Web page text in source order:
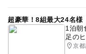
超豪華！8組最大24名様
1泊朝
足の
京